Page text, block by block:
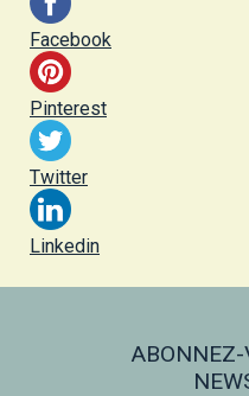
Facebook
Pinterest
Twitter
Linkedin
ABONNEZ-